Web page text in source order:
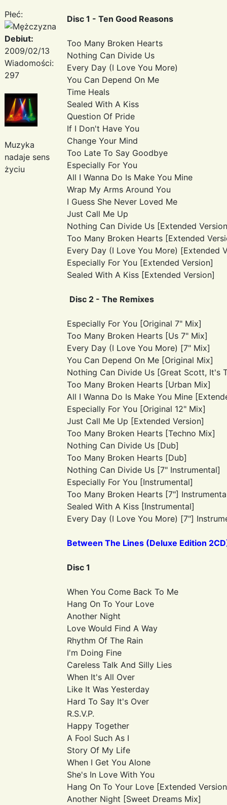
Płeć:
Debiut:
2009/02/13
Wiadomości:
297
Muzyka
nadaje sens
życiu
Disc 1 - Ten Good Reasons
Too Many Broken Hearts
Nothing Can Divide Us
Every Day (I Love You More)
You Can Depend On Me
Time Heals
Sealed With A Kiss
Question Of Pride
If I Don't Have You
Change Your Mind
Too Late To Say Goodbye
Especially For You
All I Wanna Do Is Make You Mine
Wrap My Arms Around You
I Guess She Never Loved Me
Just Call Me Up
Nothing Can Divide Us [Extended
Too Many Broken Hearts [Extended
Every Day (I Love You More) [Extended
Especially For You [Extended Version]
Sealed With A Kiss [Extended Version]
Disc 2 - The Remixes
Especially For You [Original 7" Mix]
Too Many Broken Hearts [Us 7" Mix]
Every Day (I Love You More) [7" Mix]
You Can Depend On Me [Original Mix]
Nothing Can Divide Us [Great Scott, It's
Too Many Broken Hearts [Urban Mix]
All I Wanna Do Is Make You Mine
Especially For You [Original 12" Mix]
Just Call Me Up [Extended Version]
Too Many Broken Hearts [Techno Mix]
Nothing Can Divide Us [Dub]
Too Many Broken Hearts [Dub]
Nothing Can Divide Us [7" Instrumental]
Especially For You [Instrumental]
Too Many Broken Hearts [7"]
Sealed With A Kiss [Instrumental]
Every Day (I Love You More) [7"]
Between The Lines (Deluxe Edition
Disc 1
When You Come Back To Me
Hang On To Your Love
Another Night
Love Would Find A Way
Rhythm Of The Rain
I'm Doing Fine
Careless Talk And Silly Lies
When It's All Over
Like It Was Yesterday
Hard To Say It's Over
R.S.V.P.
Happy Together
A Fool Such As I
Story Of My Life
When I Get You Alone
She's In Love With You
Hang On To Your Love [Extended
Another Night [Sweet Dreams Mix]